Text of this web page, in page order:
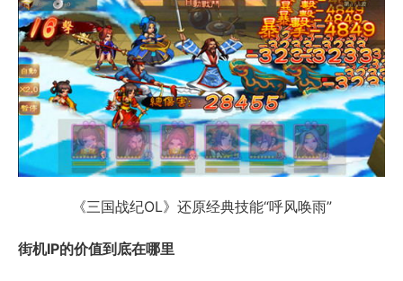
《三国战纪OL》还原经典技能“呼风唤雨”
街机IP的价值到底在哪里